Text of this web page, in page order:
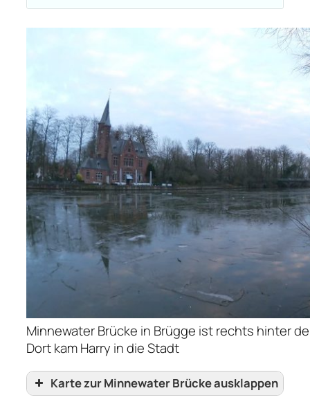
Minnewater Brücke in Brügge ist rechts hinter
Dort kam Harry in die Stadt
Karte zur Minnewater Brücke ausklappen